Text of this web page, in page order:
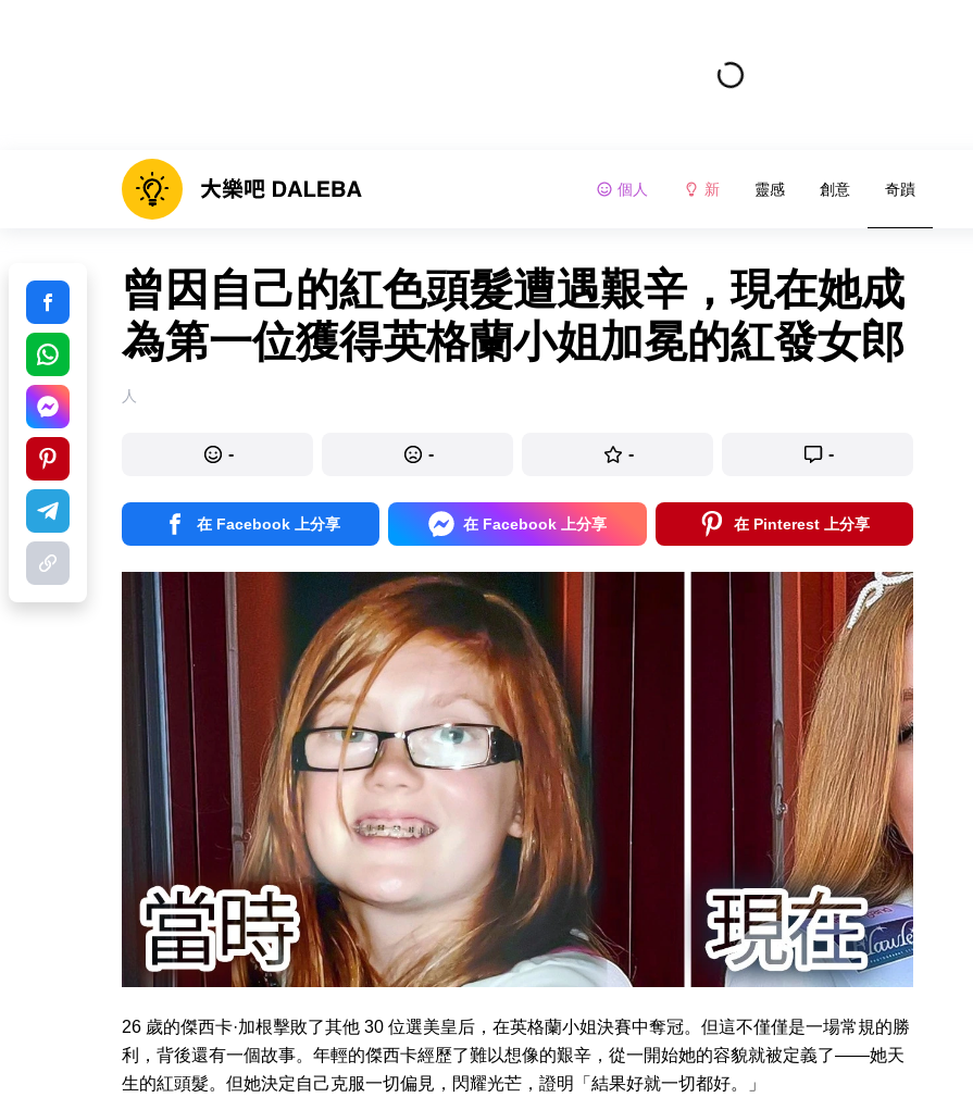
個人 新 靈感 創意 奇蹟
曾因自己的紅色頭髮遭遇艱辛，現在她成
為第一位獲得英格蘭小姐加冕的紅發女郎
人
- - - -
在 Facebook 上分享 在 Facebook 上分享 在 Pinterest 上分享
26 歲的傑西卡·加根擊敗了其他 30 位選美皇后，在英格蘭小姐決賽中奪冠。但這不僅僅是一場常規的勝
利，背後還有一個故事。年輕的傑西卡經歷了難以想像的艱辛，從一開始她的容貌就被定義了——她天
生的紅頭髮。但她決定自己克服一切偏見，閃耀光芒，證明「結果好就一切都好。」